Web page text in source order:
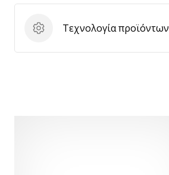
Τεχνολογία προϊόντων
Τεχνολογία προϊόντων